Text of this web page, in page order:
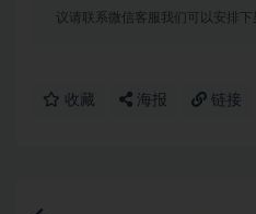
议请联系微信客服我们可以安排下
收藏 海报 链接